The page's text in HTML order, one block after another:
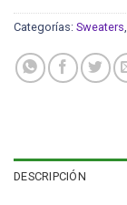
Categorías: Sweaters,
DESCRIPCIÓN